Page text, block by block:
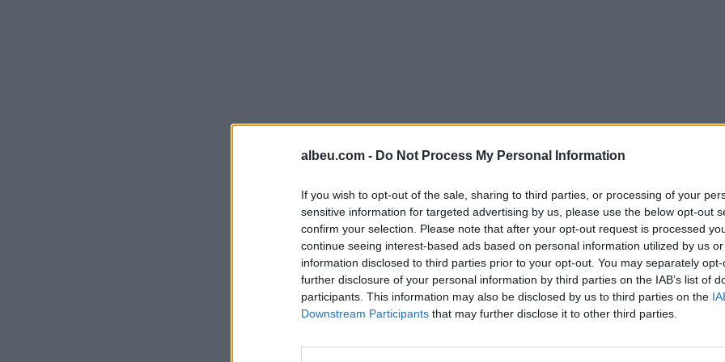
albeu.com - Do Not Process My Personal Information
If you wish to opt-out of the sale, sharing to third parties, or processing of your
sensitive information for targeted advertising by us, please use the below opt-out
confirm your selection. Please note that after your opt-out request is processed
continue seeing interest-based ads based on personal information utilized by us
information disclosed to third parties prior to your opt-out. You may separately
further disclosure of your personal information by third parties on the IAB’s list of
participants. This information may also be disclosed by us to third parties on the
Downstream Participants that may further disclose it to other third parties.